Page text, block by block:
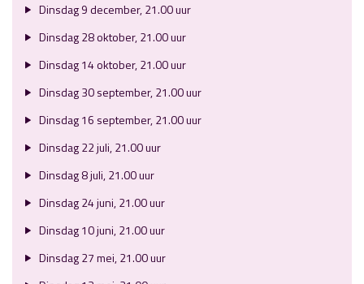
Dinsdag 9 december, 21.00 uur
Dinsdag 28 oktober, 21.00 uur
Dinsdag 14 oktober, 21.00 uur
Dinsdag 30 september, 21.00 uur
Dinsdag 16 september, 21.00 uur
Dinsdag 22 juli, 21.00 uur
Dinsdag 8 juli, 21.00 uur
Dinsdag 24 juni, 21.00 uur
Dinsdag 10 juni, 21.00 uur
Dinsdag 27 mei, 21.00 uur